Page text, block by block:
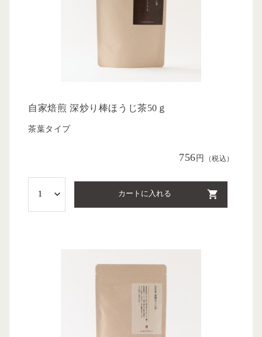
自家焙煎 深炒り棒ほうじ茶50ｇ
茶葉タイプ
756円 （税込）
カートに入れる